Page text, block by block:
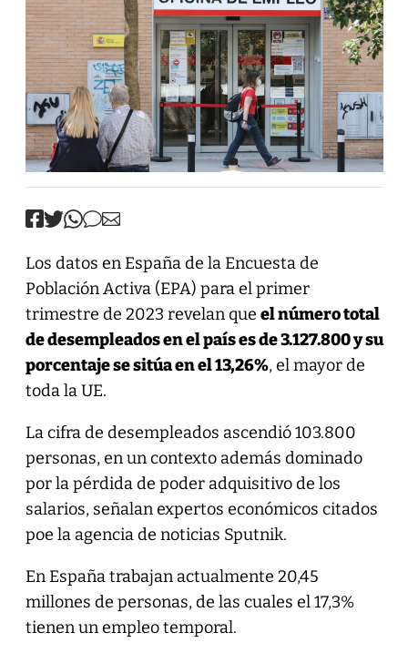
Los datos en España de la Encuesta de
Población Activa (EPA) para el primer
trimestre de 2023 revelan que el número total
de desempleados en el país es de 3.127.800 y su
porcentaje se sitúa en el 13,26%, el mayor de
toda la UE.
La cifra de desempleados ascendió 103.800
personas, en un contexto además dominado
por la pérdida de poder adquisitivo de los
salarios, señalan expertos económicos citados
poe la agencia de noticias Sputnik.
En España trabajan actualmente 20,45
millones de personas, de las cuales el 17,3%
tienen un empleo temporal.